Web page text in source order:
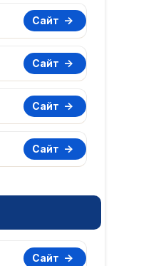
Сайт
Сайт
Сайт
Сайт
Сайт